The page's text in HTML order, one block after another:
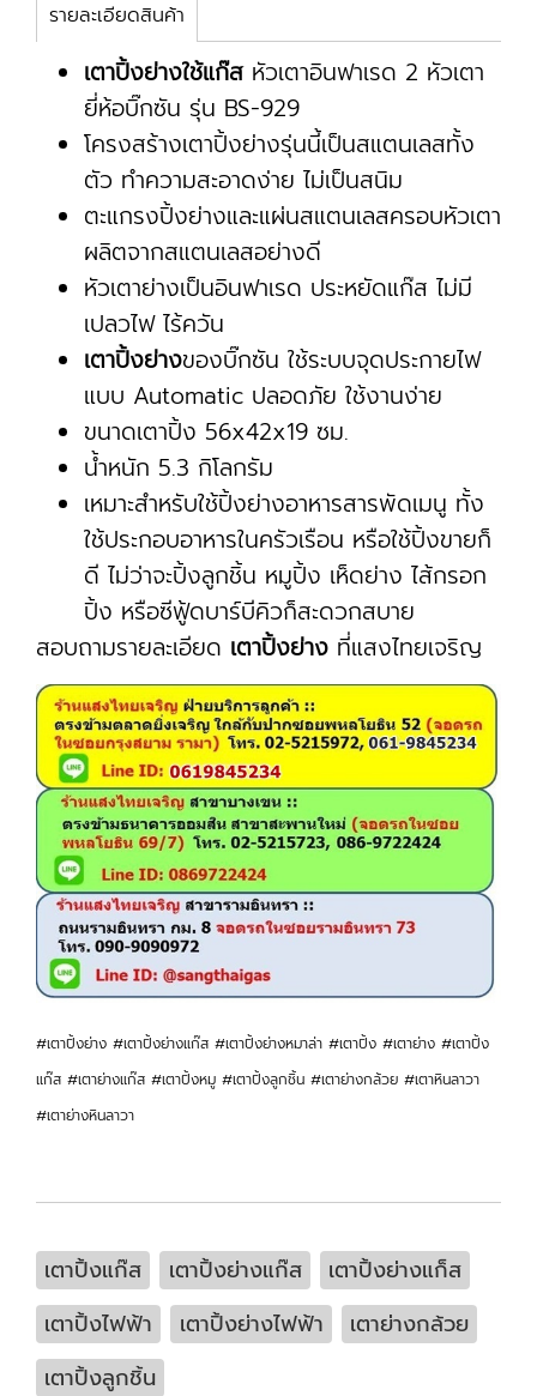
รายละเอียดสินค้า
เตาปิ้งย่างใช้แก๊สหัวเตาอินฟาเรด 2 หัวเตา
ยี่ห้อบิ๊กซัน รุ่น BS-929
โครงสร้างเตาปิ้งย่างรุ่นนี้เป็นสแตนเลสทั้ง
ตัว ทำความสะอาดง่าย ไม่เป็นสนิม
ตะแกรงปิ้งย่างและแผ่นสแตนเลสครอบหัวเตา
ผลิตจากสแตนเลสอย่างดี
หัวเตาย่างเป็นอินฟาเรด ประหยัดแก๊ส ไม่มี
เปลวไฟ ไร้ควัน
เตาปิ้งย่างของบิ๊กซัน ใช้ระบบจุดประกายไฟ
แบบ Automatic ปลอดภัย ใช้งานง่าย
ขนาดเตาปิ้ง 56x42x19 ซม.
น้ำหนัก 5.3 กิโลกรัม
เหมาะสำหรับใช้ปิ้งย่างอาหารสารพัดเมนู ทั้ง
ใช้ประกอบอาหารในครัวเรือน หรือใช้ปิ้งขายก็
ดี ไม่ว่าจะปิ้งลูกชิ้น หมูปิ้ง เห็ดย่าง ไส้กรอก
ปิ้ง หรือซีฟู้ดบาร์บีคิวก็สะดวกสบาย
สอบถามรายละเอียด เตาปิ้งย่าง ที่แสงไทยเจริญ
#เตาปิ้งย่าง #เตาปิ้งย่างแก๊ส #เตาปิ้งย่างหมาล่า #เตาปิ้ง #เตาย่าง #เตาปิ้ง
แก๊ส #เตาย่างแก๊ส #เตาปิ้งหมู #เตาปิ้งลูกชิ้น #เตาย่างกล้วย #เตาหินลาวา
#เตาย่างหินลาวา
เตาปิ้งแก๊ส เตาปิ้งย่างแก๊ส
เตาปิ้งย่างแก็ส
เตาปิ้งไฟฟ้า
เตาปิ้งย่างไฟฟ้า
เตาย่างกล้วย
เตาปิ้งลูกชิ้น